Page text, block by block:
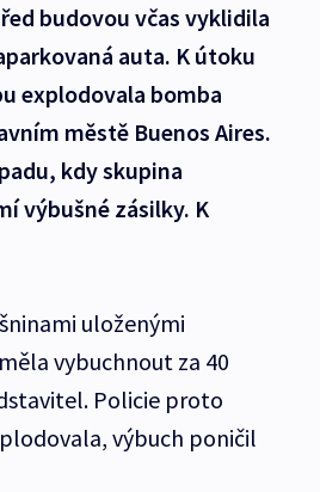
budovou včas vyklidila
auta. K útoku
explodovala bomba
městě Buenos Aires.
kdy skupina
výbušné zásilky. K
uloženými
vybuchnout za 40
Policie proto
výbuch poničil